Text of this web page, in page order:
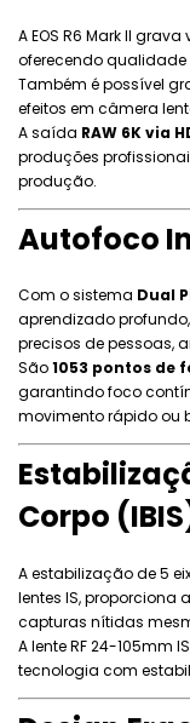
A EOS R6 Mark II
oferecendo
Também é possível
efeitos em câmera
A saída RAW 6K via
produções
produção.
Autofoco
Com o sistema Dual
aprendizado
precisos de pessoas,
São1053 pontos de
garantindo foco
movimento rápido ou
Corpo
A estabilização de 5
lentes IS, proporciona
capturas nítidas
A lente RF 24-105mm
tecnologia com